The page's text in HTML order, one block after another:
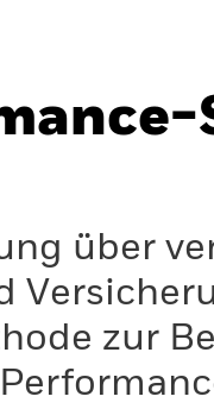
über
zur